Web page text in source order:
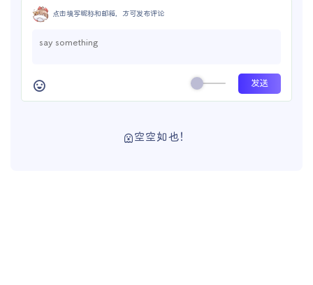
点击填写昵称和邮箱，方可发布评论
空空如也！